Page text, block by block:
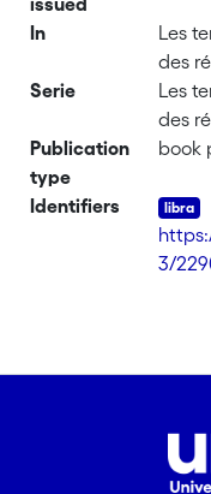
In
Les
des
Serie
Les
des
Publication
type
book
Identifiers
3/